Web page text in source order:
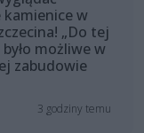
w
„Do tej
możliwe w
zabudowie
3 godziny temu